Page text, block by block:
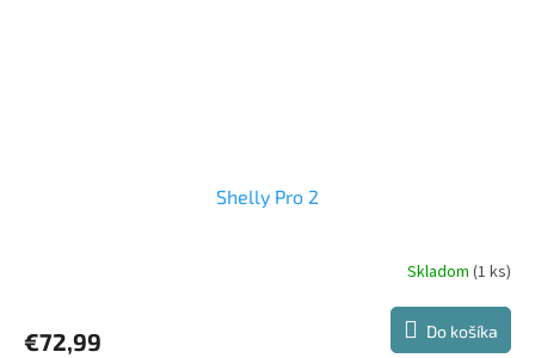
Shelly Pro 2
Skladom (1 ks)
€72,99 Do košíka